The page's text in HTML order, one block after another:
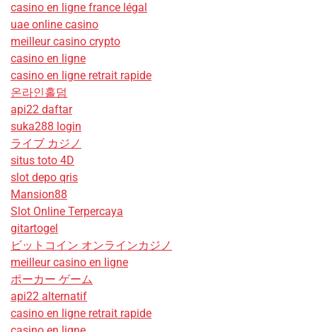
casino en ligne france légal
uae online casino
meilleur casino crypto
casino en ligne
casino en ligne retrait rapide
온라인홀덤
api22 daftar
suka288 login
ライブ カジノ
situs toto 4D
slot depo qris
Mansion88
Slot Online Terpercaya
gitartogel
ビットコイン オンラインカジノ
meilleur casino en ligne
ポーカー ゲーム
api22 alternatif
casino en ligne retrait rapide